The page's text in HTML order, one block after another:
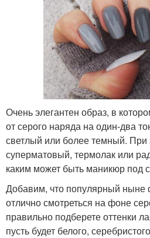
Очень элегантен образ, в
от серого наряда на один-два
светлый или более темный. При
суперматовый, термолак или
каким может быть маникюр под
Добавим, что популярный ныне
отлично смотреться на фоне
правильно подберете оттенки
пусть будет белого,